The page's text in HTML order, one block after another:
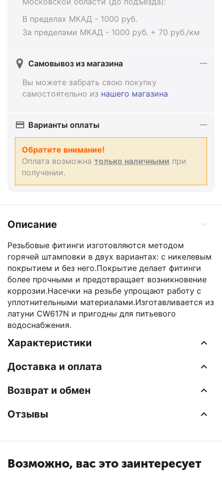
В пределах МКАД - 1000 руб.
За пределами МКАД - 1000 руб. + 70 руб./км
Самовывоз из магазина
Вы можете забрать свою покупку
самостоятельно из нашего магазина
Варианты оплаты
Обратите внимание!
Оплата возможна только наличными при
получении.
Описание
Резьбовые фитинги изготовляются методом
горячей штамповки в двух вариантах: с никелевым
покрытием и без него.Покрытие делает фитинги
более прочными и предотвращает возникновение
коррозии.Насечки на резьбе упрощают работу с
уплотнительными материалами.Изготавливается из
латуни CW617N и пригодны для питьевого
водоснабжения.
Характеристики
Доставка и оплата
Возврат и обмен
Отзывы
Возможно, вас это заинтересует